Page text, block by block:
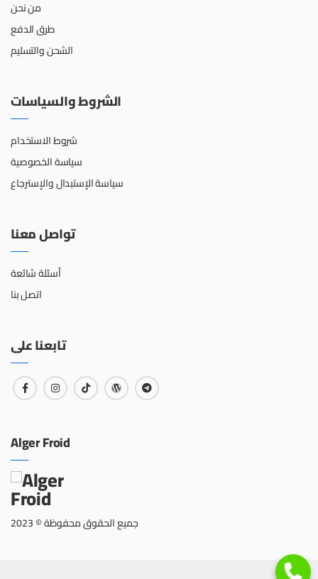
من نحن
طرق الدفع
الشحن والتسليم
الشروط والسياسات
شروط الاستخدام
سياسة الخصوصية
سياسة الإستبدال والإسترجاع
تواصل معنا
أسئلة شائعة
اتصل بنا
تابعنا على
Alger Froid
جميع الحقوق محفوظة © 2023